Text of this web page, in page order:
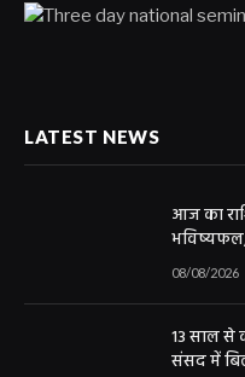
LATEST NEWS
आज का
08/08/2026
13 साल से
संसद में